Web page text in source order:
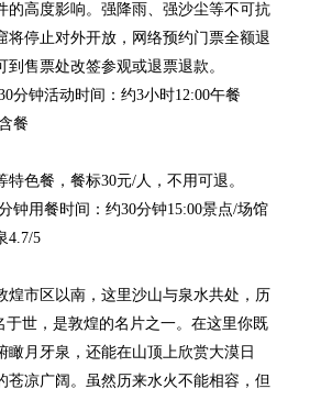
的高度影响。强降雨、强沙尘等不可抗
将停止对外开放，网络预约门票全额退
到售票处改签参观或退票退款。
分钟活动时间：约3小时12:00午餐
餐
特色餐，餐标30元/人，不用可退。
钟用餐时间：约30分钟15:00景点/场馆
4.7/5
煌市区以南，这里沙山与泉水共处，历
于世，是敦煌的名片之一。在这里你既
瞰月牙泉，还能在山顶上欣赏大漠日
苍凉广阔。虽然历来水火不能相容，但